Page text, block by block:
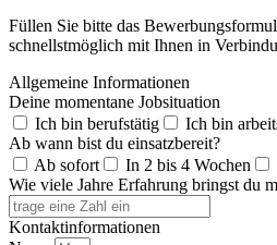
Füllen Sie bitte das
schnellstmöglich mit Ihnen in
Allgemeine Informationen
Deine momentane Jobsituation
Ich bin berufstätig
Ich bin
Ab wann bist du einsatzbereit?
Ab sofort
In 2 bis 4 Wochen
Wie viele Jahre Erfahrung bringst du
Kontaktinformationen